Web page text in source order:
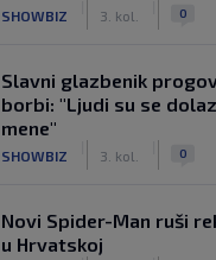
SHOWBIZ 3. kol. 0
Slavni glazbenik
borbi: "Ljudi su se
mene"
SHOWBIZ 3. kol. 0
Novi Spider-Man ruši
u Hrvatskoj